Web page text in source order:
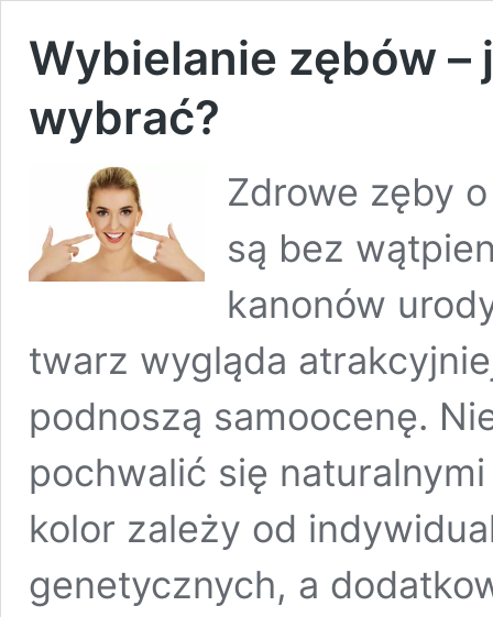
Wybielanie zębów –
wybrać?
Zdrowe zęby
są bez
kanonów
twarz wygląda
podnoszą samoocenę.
pochwalić się
kolor zależy od
genetycznych, a